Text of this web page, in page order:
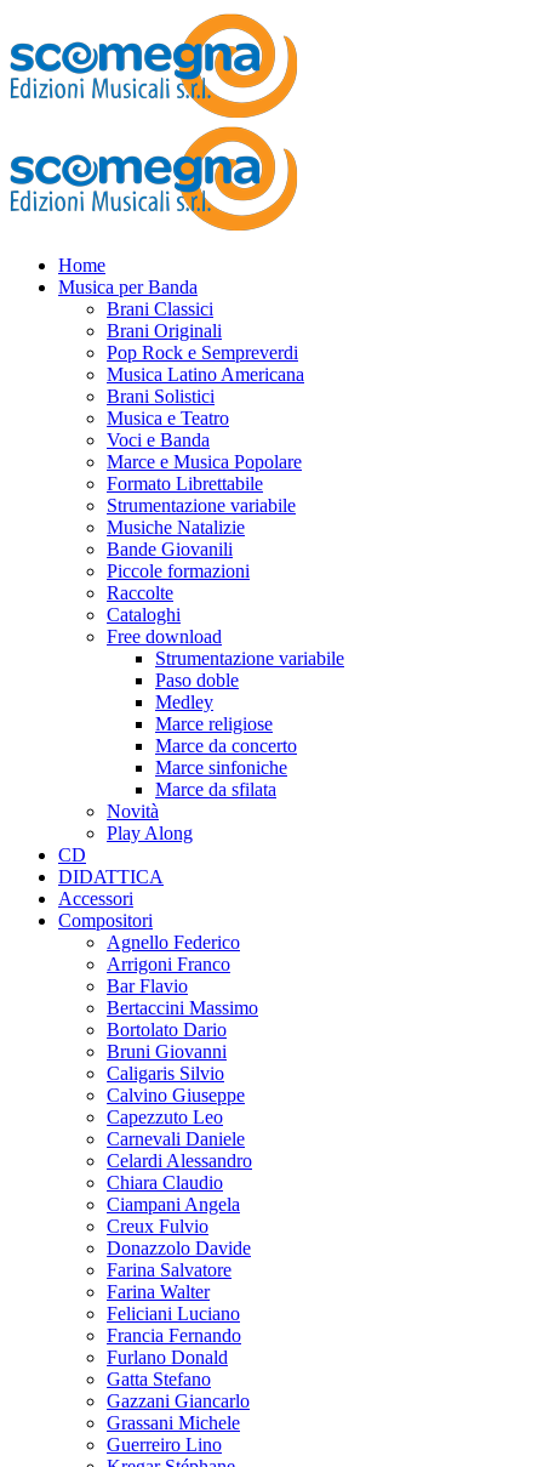
Home
Musica per Banda
Brani Classici
Brani Originali
Pop Rock e Sempreverdi
Musica Latino Americana
Brani Solistici
Musica e Teatro
Voci e Banda
Marce e Musica Popolare
Formato Librettabile
Strumentazione variabile
Musiche Natalizie
Bande Giovanili
Piccole formazioni
Raccolte
Cataloghi
Free download
Strumentazione variabile
Paso doble
Medley
Marce religiose
Marce da concerto
Marce sinfoniche
Marce da sfilata
Novità
Play Along
CD
DIDATTICA
Accessori
Compositori
Agnello Federico
Arrigoni Franco
Bar Flavio
Bertaccini Massimo
Bortolato Dario
Bruni Giovanni
Caligaris Silvio
Calvino Giuseppe
Capezzuto Leo
Carnevali Daniele
Celardi Alessandro
Chiara Claudio
Ciampani Angela
Creux Fulvio
Donazzolo Davide
Farina Salvatore
Farina Walter
Feliciani Luciano
Francia Fernando
Furlano Donald
Gatta Stefano
Gazzani Giancarlo
Grassani Michele
Guerreiro Lino